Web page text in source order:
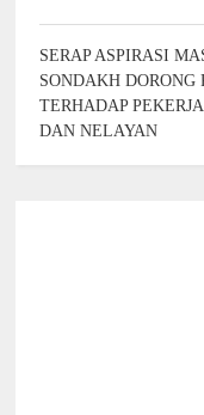
SERAP ASPIRASI
SONDAKH
TERHADAP
DAN NELAYAN